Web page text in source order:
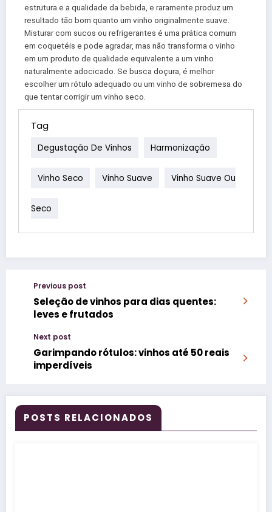
estrutura e a qualidade da bebida, e raramente produz um
resultado tão bom quanto um vinho originalmente suave.
Misturar com sucos ou refrigerantes é uma prática comum
em coquetéis e pode agradar, mas não transforma o vinho
em um produto de qualidade equivalente a um vinho
naturalmente adocicado. Se busca doçura, é melhor
escolher um rótulo adequado ou um vinho de sobremesa do
que tentar corrigir um vinho seco.
Tag
Degustação De Vinhos Harmonização
Vinho Seco Vinho Suave Vinho Suave Ou
Seco
Previous post
Seleção de vinhos para dias quentes:
leves e frutados
Next post
Garimpando rótulos: vinhos até 50 reais
imperdíveis
POSTS RELACIONADOS